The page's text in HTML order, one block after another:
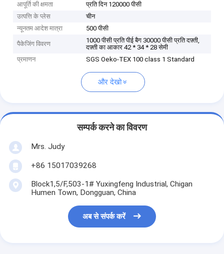
आपूर्ति की क्षमता
प्रति दिन 120000 पीसी
उत्पत्ति के प्लेस
चीन
न्यूनतम आदेश मात्रा
500 पीसी
पैकेजिंग विवरण
1000 पीसी प्रति पीई बैग 30000 पीसी प्रति दफ़्ती,
दफ़्ती का आकार 42 * 34 * 28 सेमी
प्रमाणन
SGS Oeko-TEX 100 class 1 Standard
और देखो
सम्पर्क करने का विवरण
Mrs. Judy
+86 15017039268
Block1,5/F,503-1# Yuxingfeng Industrial, Chigan
Humen Town, Dongguan, China
अब से संपर्क करें